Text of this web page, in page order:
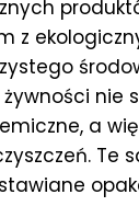
z
nie
a
Te